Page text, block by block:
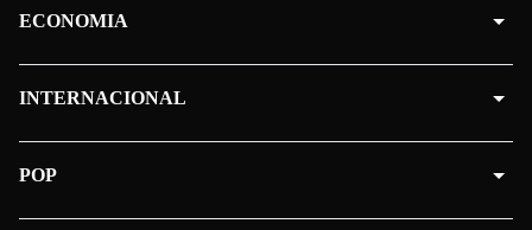
ECONOMIA
INTERNACIONAL
POP